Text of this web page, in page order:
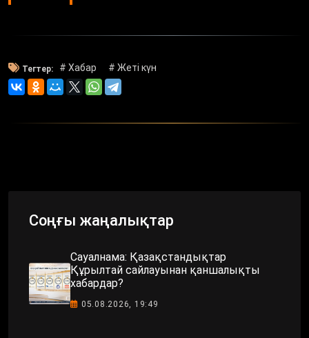
Тегтер: # Хабар # Жетi күн
Соңғы жаңалықтар
Сауалнама: Қазақстандықтар
Құрылтай сайлауынан қаншалықты
хабардар?
05.08.2026, 19:49